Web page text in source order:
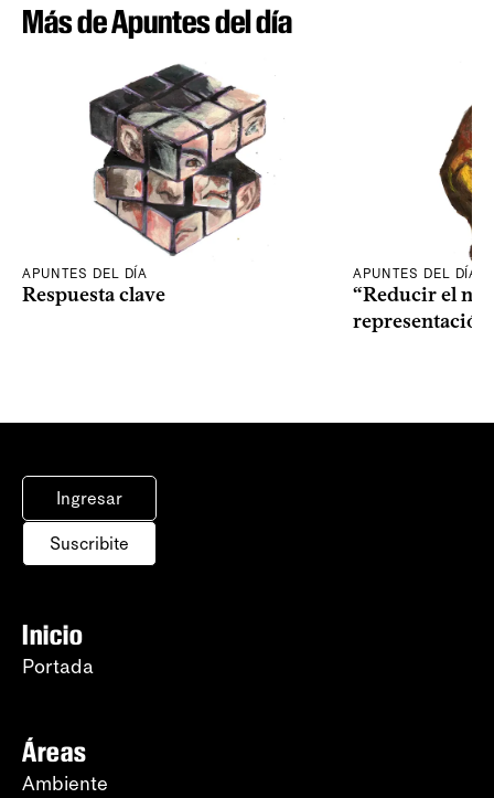
Más de Apuntes del día
APUNTES DEL DÍA
Respuesta clave
APUNTES DEL DÍA
“Reducir el
Ingresar
Suscribite
Inicio
Portada
Áreas
Ambiente